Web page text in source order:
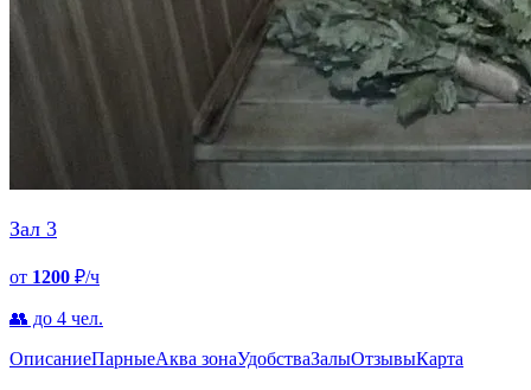
Зал 3
от 1200 ₽/ч
👥 до 4 чел.
ОписаниеПарныеАква зонаУдобстваЗалыОтзывыКарта